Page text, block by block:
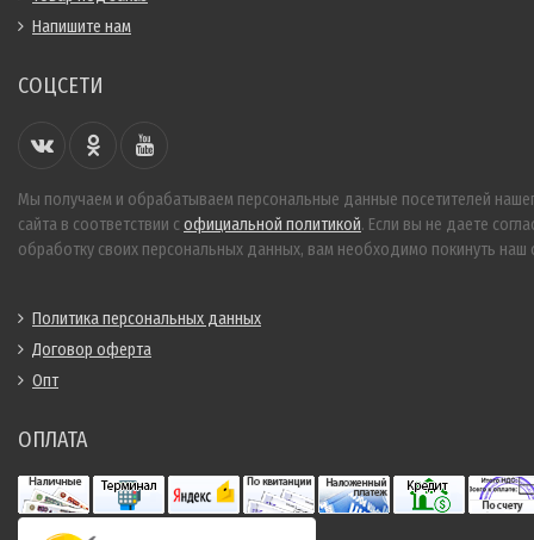
Напишите нам
СОЦСЕТИ
Мы получаем и обрабатываем персональные данные посетителей
сайта в соответствии с официальной политикой. Если вы не даете
обработку своих персональных данных, вам необходимо покинуть наш
Политика персональных данных
Договор оферта
Опт
ОПЛАТА